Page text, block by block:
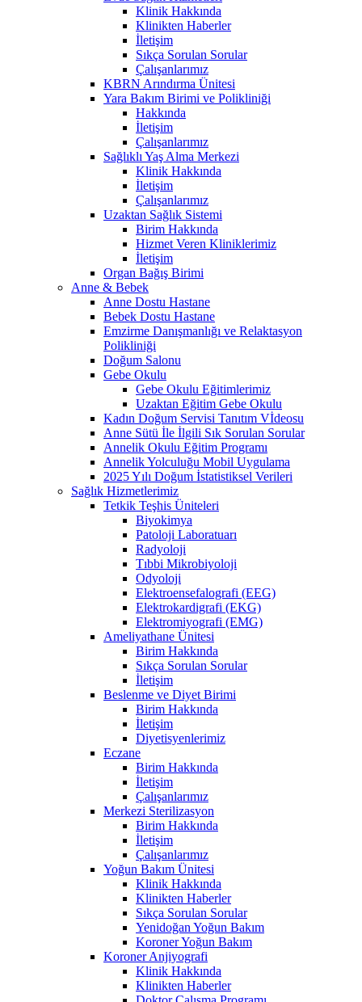
Klinik Hakkında
Klinikten Haberler
İletişim
Sıkça Sorulan Sorular
Çalışanlarımız
KBRN Arındırma Ünitesi
Yara Bakım Birimi ve Polikliniği
Hakkında
İletişim
Çalışanlarımız
Sağlıklı Yaş Alma Merkezi
Klinik Hakkında
İletişim
Çalışanlarımız
Uzaktan Sağlık Sistemi
Birim Hakkında
Hizmet Veren Kliniklerimiz
İletişim
Organ Bağış Birimi
Anne & Bebek
Anne Dostu Hastane
Bebek Dostu Hastane
Emzirme Danışmanlığı ve Relaktasyon
Polikliniği
Doğum Salonu
Gebe Okulu
Gebe Okulu Eğitimlerimiz
Uzaktan Eğitim Gebe Okulu
Kadın Doğum Servisi Tanıtım Vİdeosu
Anne Sütü İle İlgili Sık Sorulan Sorular
Annelik Okulu Eğitim Programı
Annelik Yolculuğu Mobil Uygulama
2025 Yılı Doğum İstatistiksel Verileri
Sağlık Hizmetlerimiz
Tetkik Teşhis Üniteleri
Biyokimya
Patoloji Laboratuarı
Radyoloji
Tıbbi Mikrobiyoloji
Odyoloji
Elektroensefalografi (EEG)
Elektrokardigrafi (EKG)
Elektromiyografi (EMG)
Ameliyathane Ünitesi
Birim Hakkında
Sıkça Sorulan Sorular
İletişim
Beslenme ve Diyet Birimi
Birim Hakkında
İletişim
Diyetisyenlerimiz
Eczane
Birim Hakkında
İletişim
Çalışanlarımız
Merkezi Sterilizasyon
Birim Hakkında
İletişim
Çalışanlarımız
Yoğun Bakım Ünitesi
Klinik Hakkında
Klinikten Haberler
Sıkça Sorulan Sorular
Yenidoğan Yoğun Bakım
Koroner Yoğun Bakım
Koroner Anjiyografi
Klinik Hakkında
Klinikten Haberler